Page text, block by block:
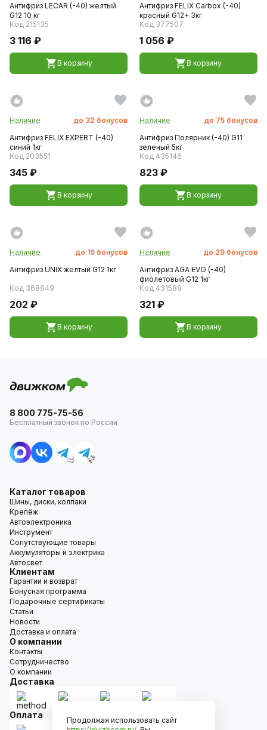
Антифриз LECAR (-40) желтый
G12 10 кг
Код 215135
3 116 ₽
В корзину
Антифриз FELIX Carbox (-40)
красный G12+ 3кг
Код 377507
1 056 ₽
В корзину
Наличие до 32 бонусов
Антифриз FELIX EXPERT (-40)
синий 1кг
Код 203551
345 ₽
В корзину
Наличие до 75 бонусов
Антифриз Полярник (-40) G11
зеленый 5кг
Код 435146
823 ₽
В корзину
Наличие до 19 бонусов
Антифриз UNIX желтый G12 1кг
Код 368849
202 ₽
В корзину
Наличие до 29 бонусов
Антифриз AGA EVO (-40)
фиолетовый G12 1кг
Код 431588
321 ₽
В корзину
8 800 775-75-56
Бесплатный звонок по России
Каталог товаров
Шины, диски, колпаки
Крепёж
Автоэлектроника
Инструмент
Сопутствующие товары
Аккумуляторы и электрика
Автосвет
Клиентам
Гарантии и возврат
Бонусная программа
Подарочные сертификаты
Статьи
Новости
Доставка и оплата
О компании
Контакты
Сотрудничество
О компании
Доставка
Оплата
Продолжая использовать сайт